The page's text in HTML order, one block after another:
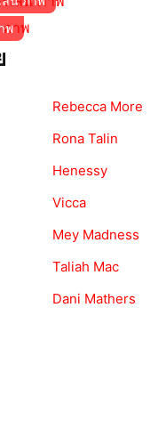
พ
Rebecca More
Rona Talin
Henessy
Vicca
Mey Madness
Taliah Mac
Dani Mathers